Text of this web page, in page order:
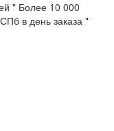
" Более 10 000
в день заказа "